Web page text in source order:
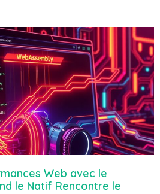
Web avec le
le Natif Rencontre le